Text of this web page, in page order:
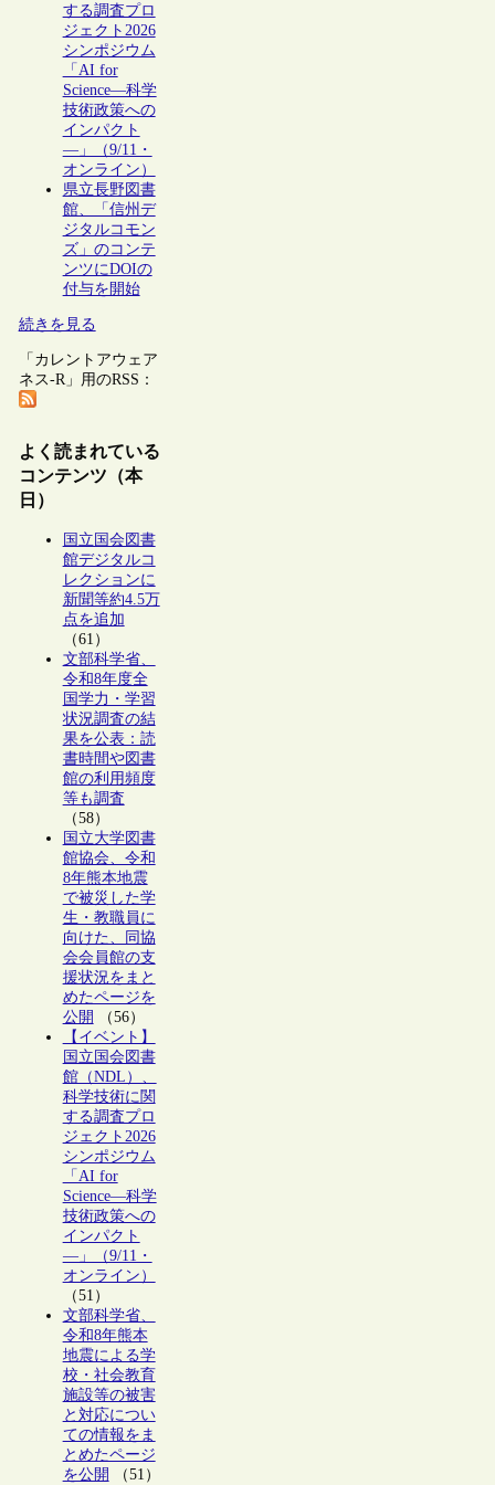
する調査プロ
ジェクト2026
シンポジウム
「AI for
Science―科学
技術政策への
インパクト
―」（9/11・
オンライン）
県立長野図書
館、「信州デ
ジタルコモン
ズ」のコンテ
ンツにDOIの
付与を開始
続きを見る
「カレントアウェア
ネス-R」用のRSS：
よく読まれている
コンテンツ（本
日）
国立国会図書
館デジタルコ
レクションに
新聞等約4.5万
点を追加
（61）
文部科学省、
令和8年度全
国学力・学習
状況調査の結
果を公表：読
書時間や図書
館の利用頻度
等も調査
（58）
国立大学図書
館協会、令和
8年熊本地震
で被災した学
生・教職員に
向けた、同協
会会員館の支
援状況をまと
めたページを
公開
（56）
【イベント】
国立国会図書
館（NDL）、
科学技術に関
する調査プロ
ジェクト2026
シンポジウム
「AI for
Science―科学
技術政策への
インパクト
―」（9/11・
オンライン）
（51）
文部科学省、
令和8年熊本
地震による学
校・社会教育
施設等の被害
と対応につい
ての情報をま
とめたページ
を公開
（51）